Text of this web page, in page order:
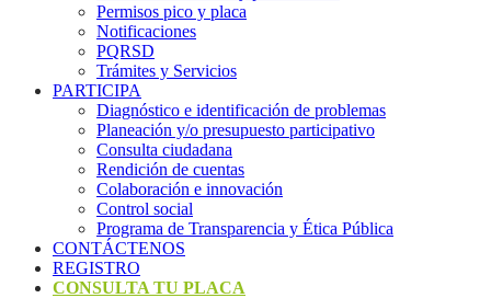
Permisos pico y placa
Notificaciones
PQRSD
Trámites y Servicios
PARTICIPA
Diagnóstico e identificación de problemas
Planeación y/o presupuesto participativo​
Consulta ciudadana
Rendición de cuentas
Colaboración e innovación
Control social
Programa de Transparencia y Ética Pública
CONTÁCTENOS
REGISTRO
CONSULTA TU PLACA